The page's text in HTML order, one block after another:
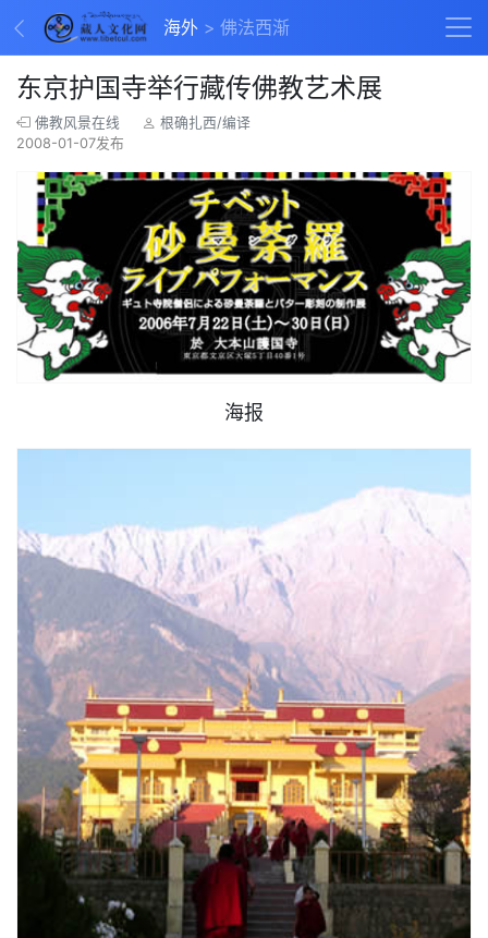
海外 佛法西渐
东京护国寺举行藏传佛教艺术展
佛教风景在线
根确扎西/编译
2008-01-07发布
海报